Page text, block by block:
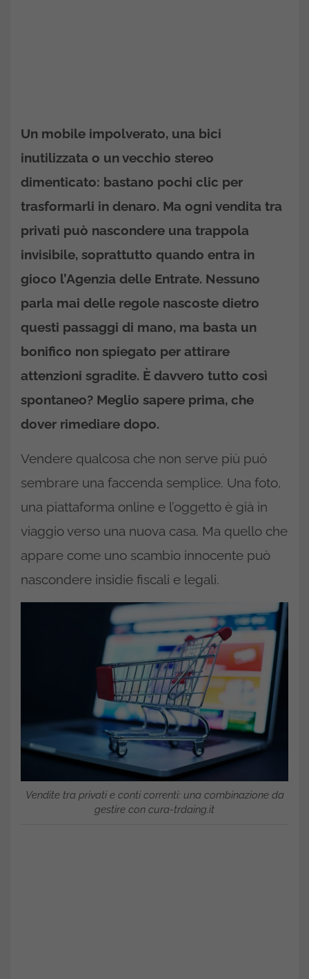
Un mobile impolverato, una bici
inutilizzata o un vecchio stereo
dimenticato: bastano pochi clic per
trasformarli in denaro. Ma ogni vendita tra
privati può nascondere una trappola
invisibile, soprattutto quando entra in
gioco l’Agenzia delle Entrate. Nessuno
parla mai delle regole nascoste dietro
questi passaggi di mano, ma basta un
bonifico non spiegato per attirare
attenzioni sgradite. È davvero tutto così
spontaneo? Meglio sapere prima, che
dover rimediare dopo.
Vendere qualcosa che non serve più può
sembrare una faccenda semplice. Una foto,
una piattaforma online e l’oggetto è già in
viaggio verso una nuova casa. Ma quello che
appare come uno scambio innocente può
nascondere insidie fiscali e legali.
Vendite tra privati e conti correnti: una combinazione da
gestire con cura-trdaing.it